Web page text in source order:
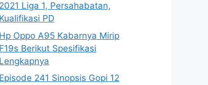
2021 Liga 1, Persahabatan,
Kualifikasi PD
Hp Oppo A95 Kabarnya Mirip
F19s Berikut Spesifikasi
Lengkapnya
Episode 241 Sinopsis Gopi 12